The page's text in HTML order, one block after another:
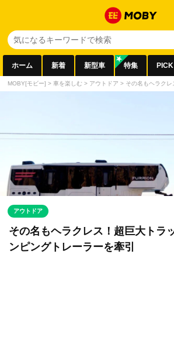
ホーム 新着 新型車 特集
MOBY[モビー] > 車を楽しむ > アウトドア > その名もヘラク
アウトドア
その名もヘラクレス！超巨大トラ
ンピングトレーラーを牽引